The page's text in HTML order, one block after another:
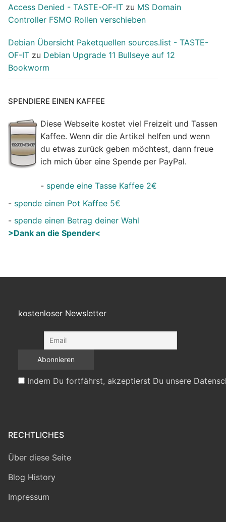
Access Denied - TASTE-OF-IT zu MS Domain
Controller FSMO Rollen verschieben
Debian Übersicht Paketquellen sources.list - TASTE-
OF-IT zu Debian Upgrade 11 Bullseye auf 12
Bookworm
SPENDIERE EINEN KAFFEE
Diese Webseite kostet viel Freizeit und Tassen
Kaffee. Wenn dir die Artikel helfen und wenn
du etwas zurück geben möchtest, dann freue
ich mich über eine Spende per PayPal.
- spende eine Tasse Kaffee 2€
- spende einen Pot Kaffee 5€
- spende einen Betrag deiner Wahl
>Dank an die Spender<
kostenloser Newsletter
Indem Du fortfährst, akzeptierst Du unsere
RECHTLICHES
Über diese Seite
Blog History
Impressum